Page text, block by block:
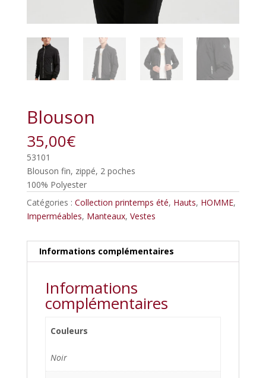
Blouson
35,00€
53101
Blouson fin, zippé, 2 poches
100% Polyester
Catégories : Collection printemps été, Hauts, HOMME,
Imperméables, Manteaux, Vestes
Informations complémentaires
Informations
complémentaires
Couleurs
Noir